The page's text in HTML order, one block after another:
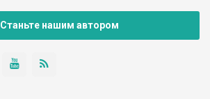
Станьте нашим автором